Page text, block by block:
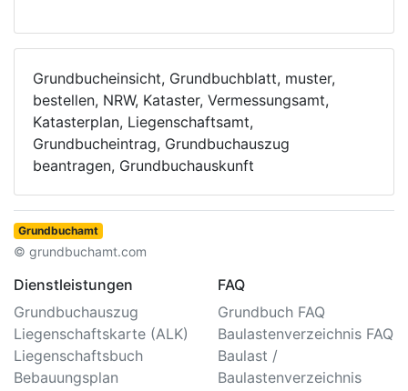
Grundbucheinsicht, Grundbuchblatt, muster,
bestellen, NRW, Kataster, Vermessungsamt,
Katasterplan, Liegenschaftsamt,
Grundbucheintrag, Grundbuchauszug
beantragen, Grundbuchauskunft
Grundbuchamt
© grundbuchamt.com
Dienstleistungen
Grundbuchauszug
Liegenschaftskarte (ALK)
Liegenschaftsbuch
Bebauungsplan
FAQ
Grundbuch FAQ
Baulastenverzeichnis FAQ
Baulast /
Baulastenverzeichnis